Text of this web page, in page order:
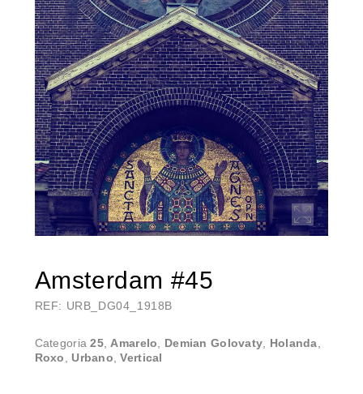
Amsterdam #45
REF: URB_DG04_1918B
Categoria25,Amarelo, Demian Golovaty, Holanda,
Roxo, Urbano,Vertical